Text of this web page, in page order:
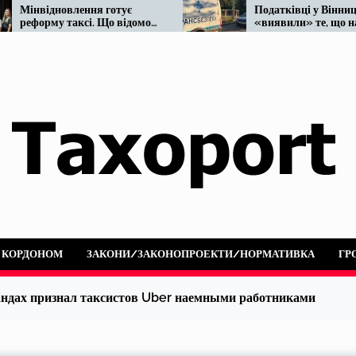
готує
Що відомо
Податківці у Вінниці знову
«виявили» те, що на ринку
таксі існує десятиліттями
КОРДОНОМ ЗАКОНИ/ЗАКОНОПРОЕКТИ/НОРМАТИВКА
признал таксистов Uber наемными работниками